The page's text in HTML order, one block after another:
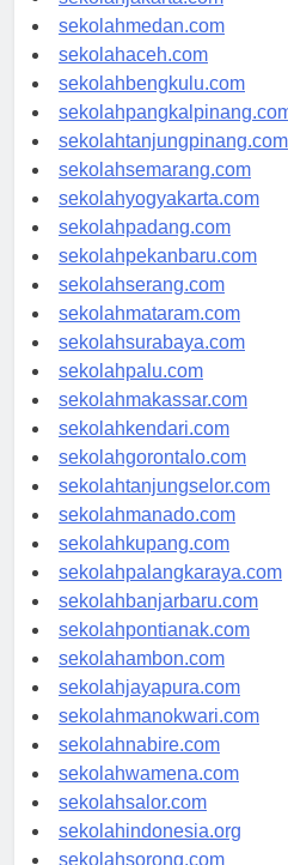
sekolahjakarta.com
sekolahmedan.com
sekolahaceh.com
sekolahbengkulu.com
sekolahpangkalpinang.com
sekolahtanjungpinang.com
sekolahsemarang.com
sekolahyogyakarta.com
sekolahpadang.com
sekolahpekanbaru.com
sekolahserang.com
sekolahmataram.com
sekolahsurabaya.com
sekolahpalu.com
sekolahmakassar.com
sekolahkendari.com
sekolahgorontalo.com
sekolahtanjungselor.com
sekolahmanado.com
sekolahkupang.com
sekolahpalangkaraya.com
sekolahbanjarbaru.com
sekolahpontianak.com
sekolahambon.com
sekolahjayapura.com
sekolahmanokwari.com
sekolahnabire.com
sekolahwamena.com
sekolahsalor.com
sekolahindonesia.org